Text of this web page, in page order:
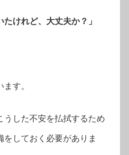
たけれど、大丈夫か？」
す。
うした不安を払拭するため
しておく必要がありま